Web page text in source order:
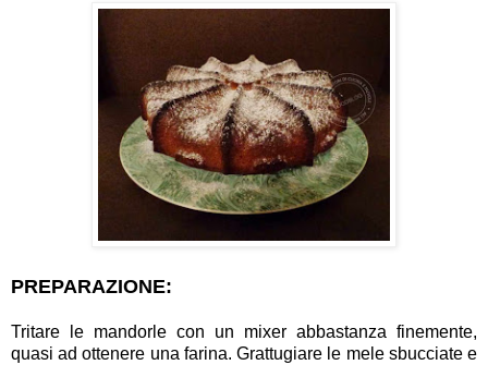
PREPARAZIONE:
Tritare le mandorle con un mixer abbastanza finemente,
quasi ad ottenere una farina. Grattugiare le mele sbucciate e